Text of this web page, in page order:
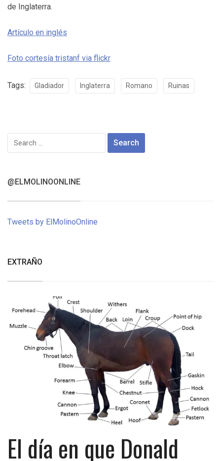
de Inglaterra.
Artículo en inglés
Foto cortesía tristanf via flickr
Tags: Gladiador Inglaterra Romano Ruinas
Search
for:
@ELMOLINOONLINE
Tweets by ElMolinoOnline
EXTRAÑO
El día en que Donald